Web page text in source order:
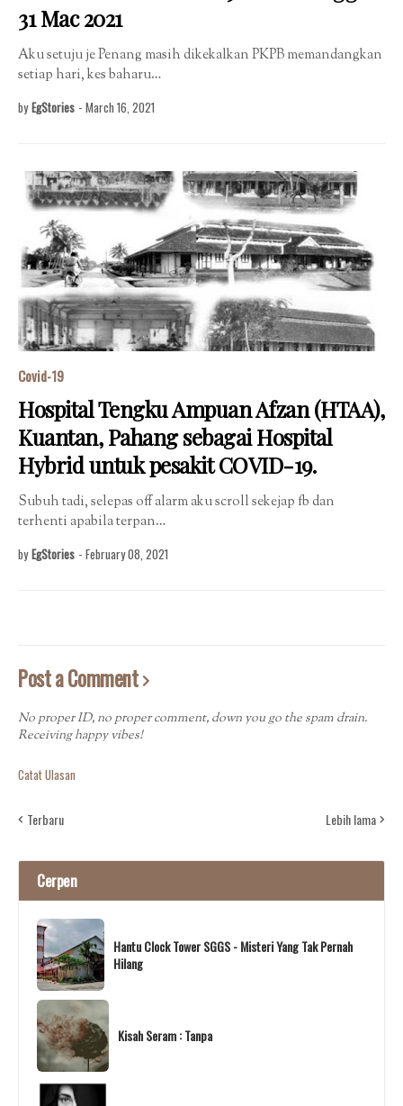
31 Mac 2021
Aku setuju je Penang masih dikekalkan PKPB memandangkan
setiap hari, kes baharu…
by EgStories - March 16, 2021
Covid-19
Hospital Tengku Ampuan Afzan (HTAA),
Kuantan, Pahang sebagai Hospital
Hybrid untuk pesakit COVID-19.
Subuh tadi, selepas off alarm aku scroll sekejap fb dan
terhenti apabila terpan…
by EgStories - February 08, 2021
Post a Comment
No proper ID, no proper comment, down you go the spam drain.
Receiving happy vibes!
Catat Ulasan
Terbaru Lebih lama
Cerpen
Hantu Clock Tower SGGS - Misteri Yang Tak Pernah
Hilang
Kisah Seram : Tanpa